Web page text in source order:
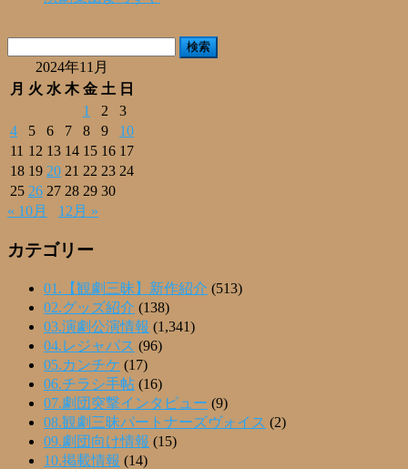
2024年11月
月 火 水 木 金 土 日
1
2
3
4
5 6 7 8 9
10
11 12 13 14 15 16 17
18 19 20 21 22 23 24
25 26 27 28 29 30
« 10月
12月 »
カテゴリー
01.【観劇三昧】新作紹介 (513)
02.グッズ紹介 (138)
03.演劇公演情報 (1,341)
04.レジャパス (96)
05.カンチケ (17)
06.チラシ手帖 (16)
07.劇団突撃インタビュー (9)
08.観劇三昧パートナーズヴォイス (2)
09.劇団向け情報 (15)
10.掲載情報 (14)